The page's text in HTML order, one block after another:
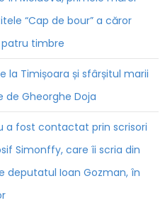
“Cap de bour” a căror
timbre
la Timișoara și sfârșitul marii
de Gheorghe Doja
a fost contactat prin scrisori
Simonffy, care îi scria din
deputatul Ioan Gozman, în